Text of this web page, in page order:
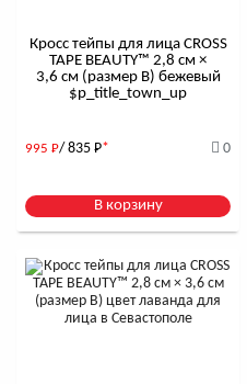
Кросс тейпы для лица CROSS
TAPE BEAUTY™ 2,8 см ×
3,6 см (размер B) бежевый
$р_title_town_up
995 Р/ 835 Р* 0
В корзину